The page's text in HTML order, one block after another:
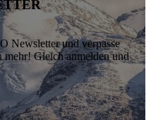
Newsletter und verpasse
Gleich anmelden und